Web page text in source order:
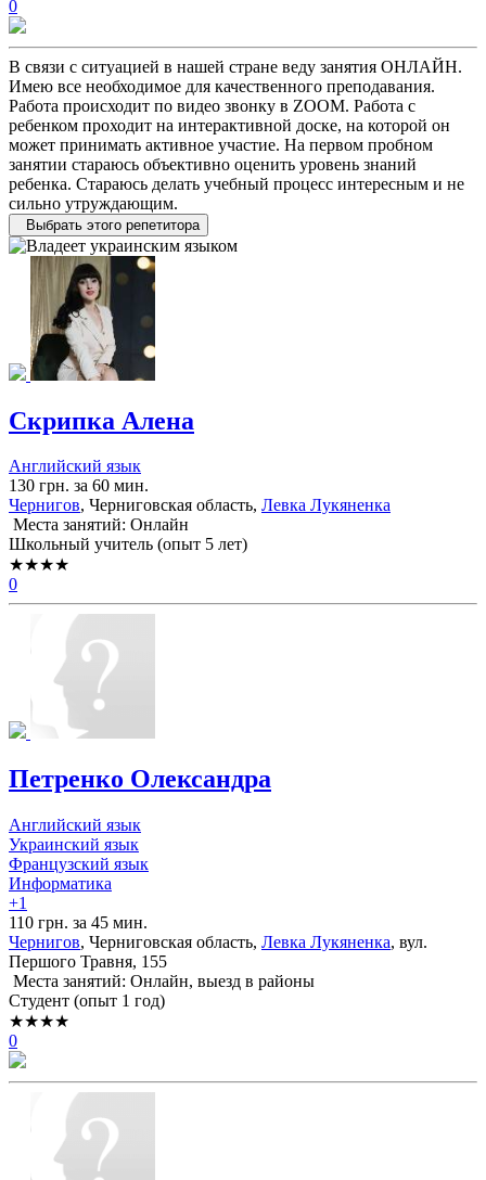
0
В связи с ситуацией в нашей стране веду занятия ОНЛАЙН.
Имею все необходимое для качественного преподавания.
Работа происходит по видео звонку в ZOOM. Работа с
ребенком проходит на интерактивной доске, на которой он
может принимать активное участие. На первом пробном
занятии стараюсь объективно оценить уровень знаний
ребенка. Стараюсь делать учебный процесс интересным и не
сильно утруждающим.
Выбрать этого репетитора
Скрипка Алена
Английский язык
130 грн. за 60 мин.
Чернигов, Черниговская область, Левка Лукяненка
Места занятий: Онлайн
Школьный учитель (опыт 5 лет)
★★★★
0
Петренко Олександра
Английский язык
Украинский язык
Французский язык
Информатика
+1
110 грн. за 45 мин.
Чернигов, Черниговская область, Левка Лукяненка, вул.
Першого Травня, 155
Места занятий: Онлайн, выезд в районы
Cтудент (опыт 1 год)
★★★★
0